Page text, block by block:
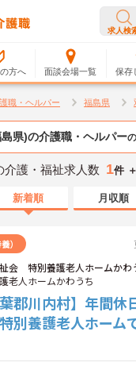
求人検
方へ 面談会場一覧 保存
職・ヘルパー 福島県
県)の介護職・ヘルパー
介護・福祉求人数 1件 ＋
新着順 月収順
）
会 特別養護老人ホームかわ
老人ホームかわうち
葉郡川内村】年間
別養護老人ホーム